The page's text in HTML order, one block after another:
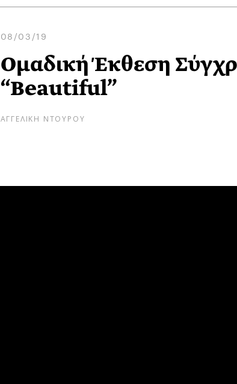
08/03/19
Ομαδική Έκθεση
“Beautiful”
ΑΓΓΕΛΙΚΗ ΝΤΟΥΡΟΥ